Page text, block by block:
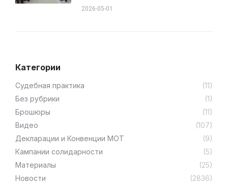
2026-05-01
Категории
Cудебная практика
(11)
Без рубрики
(1)
Брошюры
(11)
Видео
(107)
Декларации и Конвенции МОТ
(9)
Кампании солидарности
(5)
Материалы
(25)
Новости
(2836)